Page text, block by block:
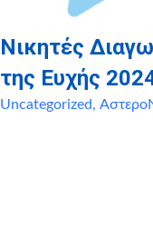
Νικητές
της Ευχής
Uncategorized,